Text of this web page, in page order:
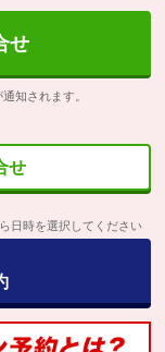
せ
知されます。
せ
日時を選択してください